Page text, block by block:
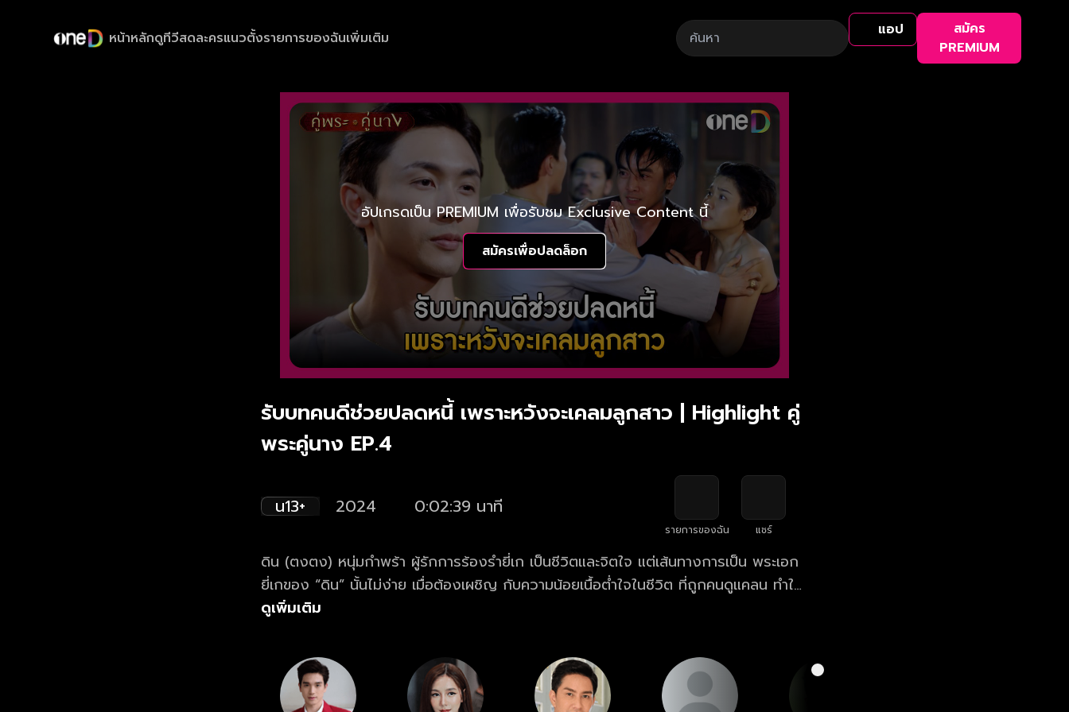
หน้าหลักดูทีวีสดละครแนวตั้งรายการของฉันเพิ่มเติม แอป
สมัคร
PREMIUM
อัปเกรดเป็น PREMIUM เพื่อรับชม Exclusive Content นี้
สมัครเพื่อปลดล็อก
รับบทคนดีช่วยปลดหนี้ เพราะหวังจะเคลมลูกสาว | Highlight คู่
พระคู่นาง EP.4
น13+ 2024 0:02:39 นาที
รายการของฉัน แชร์
ดิน (ตงตง) หนุ่มกำพร้า ผู้รักการร้องรำยี่เก เป็นชีวิตและจิตใจ แต่เส้นทางการเป็น พระเอก
ยี่เกของ “ดิน” นั้นไม่ง่าย เมื่อต้องเผชิญ กับความน้อยเนื้อต่ำใจในชีวิต ที่ถูกคนดูแคลน ทำให้
ดินเกิดความทะเยอทะยาน อยากถีบตัวเองจาก ดินสู่ดาว หวังมีชีวิตที่ดี โดยมี โสน (ปลายฟ้า)
ทุกย่างก้าวในชีวิต จน “ดิน” ได้ก้าวขึ้นเป็น พระเอกยี่เกรูปงาม ที่ตกเป็นที่หมายปองของสาว
หลายคน ติดตามชม ละคร คู่พระคู่นาง ตอนใหม่ล่าสุด ทุกวันพุธ-พฤหัสบดี เวลา 20:30 น.
ทางช่องวัน 31 ดูย้อนหลัง ละคร คู่พระคู่นาง ครบทุกตอน ฟรี! ที่แรก ที่เดียว ทางเว็บไซต์
ดูเพิ่มเติม